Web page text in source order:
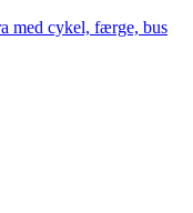
med cykel, færge, bus